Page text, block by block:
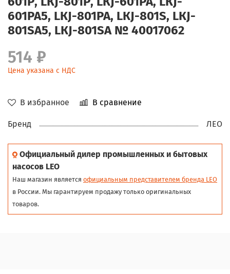
601РА5, LКJ-801РА, LКJ-801S, LКJ-
801SA5, LКJ-801SA № 40017062
В избранное В сравнение
514 ₽
Цена указана с НДС
Бренд ЛЕО
Официальный дилер промышленных и бытовых
насосов LEO
Наш магазин является официальным представителем бренда LEO
в России. Мы гарантируем продажу только оригинальных
товаров.